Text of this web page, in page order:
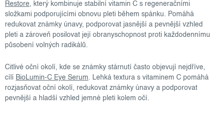
Restore, který kombinuje stabilní vitamin C s regeneračními
složkami podporujícími obnovu pleti během spánku. Pomáhá
redukovat známky únavy, podporovat jasnější a pevnější vzhled
pleti a zároveň posilovat její obranyschopnost proti každodennímu
působení volných radikálů.
Citlivé oční okolí, kde se známky stárnutí často objevují nejdříve,
cílí BioLumin-C Eye Serum. Lehká textura s vitaminem C pomáhá
rozjasňovat oční okolí, redukovat známky únavy a podporovat
pevnější a hladší vzhled jemné pleti kolem očí.